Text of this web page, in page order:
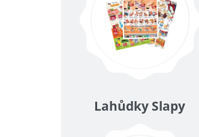
Lahůdky Slapy